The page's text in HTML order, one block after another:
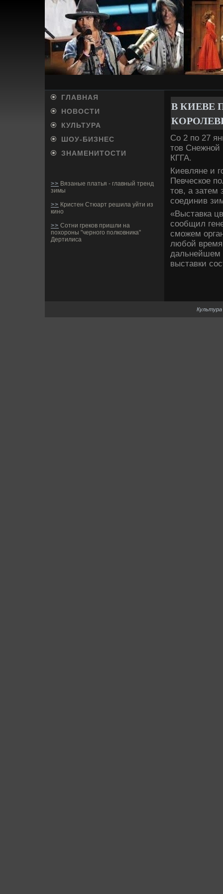
ГЛАВНАЯ
НОВОСТИ
КУЛЬТУРА
ШОУ-БИ­ЗНЕС
ЗНАМЕНИТОСТИ
>> Вязаные платья - главный тренд
зимы
>> Кристен Стюарт решила уйти из
кино
>> Сотни греков пришли на
похороны "черного полковника"
Дертилиса
В КИЕВЕ­
Со 2 по 27
тов
КГГА.
Киевляне и
Певческое
тов, а затем
соединив
«Выставка
сообщил
сможем
любой время
дальнейшем
выставки
Культура